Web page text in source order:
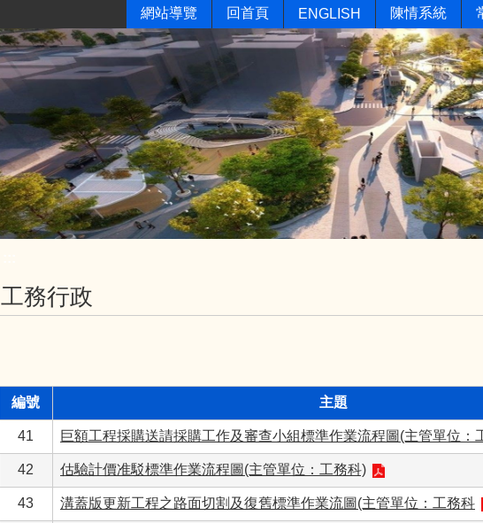
網站導覽 回首頁 ENGLISH 陳情系統
工務行政
編號 主題
41 巨額工程採購送請採購工作及審查小組標準作業流程圖(主管單位：
42 估驗計價准駁標準作業流程圖(主管單位：工務科)
43 溝蓋版更新工程之路面切割及復舊標準作業流圖(主管單位：工務科